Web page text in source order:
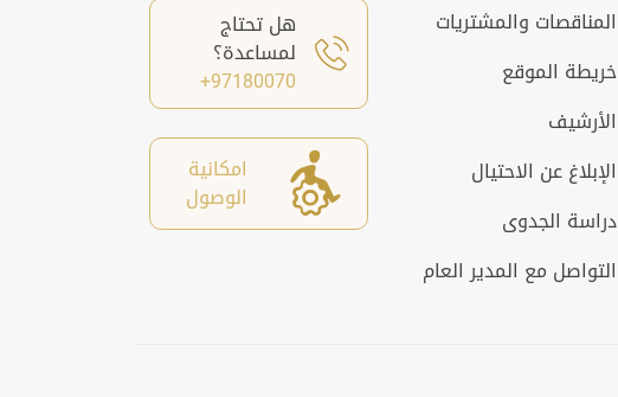
المناقصات والمشتريات
خريطة الموقع
الأرشيف
الإبلاغ عن الاحتيال
دراسة الجدوى
التواصل مع المدير العام
هل تحتاج
لمساعدة؟
97180070+
امكانية
الوصول